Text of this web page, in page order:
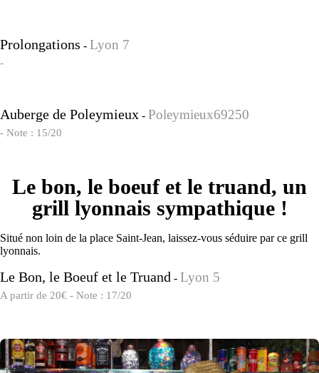
Prolongations - Lyon 7
-
Auberge de Poleymieux - Poleymieux69250
- Note : 15/20
Le bon, le boeuf et le truand, un
grill lyonnais sympathique !
Situé non loin de la place Saint-Jean, laissez-vous séduire par ce grill
lyonnais.
Le Bon, le Boeuf et le Truand - Lyon 5
A partir de 20€ - Note : 17/20